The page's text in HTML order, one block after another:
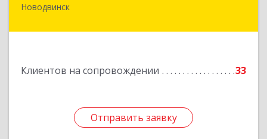
Новодвинск
Клиентов на сопровождении 33
Отправить заявку
164902, Архангельская обл, Новодвинск г,
Отправить заявку